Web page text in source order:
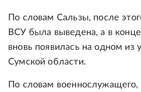
По словам Сальзы, после
ВСУ была выведена, а в
вновь появилась на одном из
Сумской области.
По словам военнослужащего,